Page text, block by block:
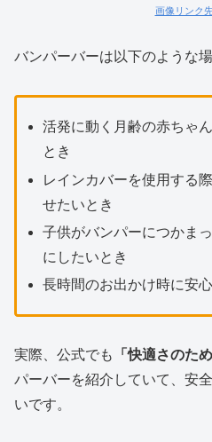
画像リンク
バンパーバーは以下のような
活発に動く月齢の赤ちゃ
とき
レインカバーを使用する
せたいとき
子供がバンパーにつかま
にしたいとき
長時間のお出かけ時に安
実際、公式でも 「快適さのた
パーバーを紹介していて、安
いです。